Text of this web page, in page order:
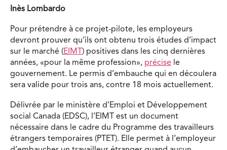
Inès Lombardo
Pour prétendre à ce projet-pilote, les employeurs
devront prouver qu’ils ont obtenu trois études d’impact
sur le marché (EIMT ) positives dans les cinq dernières
années, «pour la même profession», précise le
gouvernement. Le permis d’embauche qui en découlera
sera valide pour trois ans, contre 18 mois actuellement.
Délivrée par le ministère d’Emploi et Développement
social Canada (EDSC), l’EIMT est un document
nécessaire dans le cadre du Programme des travailleurs
étrangers temporaires (PTET). Elle permet à l’employeur